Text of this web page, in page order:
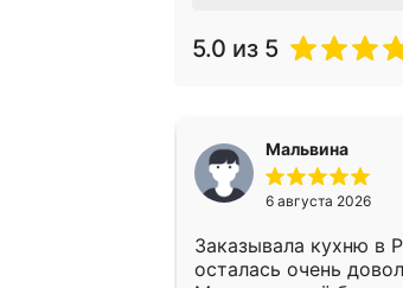
5.0 из 5
Мальвина
6 августа 2026
Заказывала кухню в
осталась очень